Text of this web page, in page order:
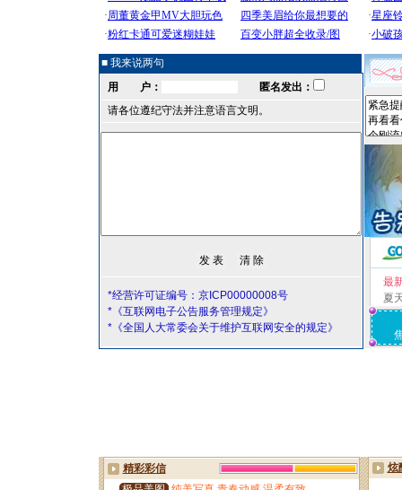
■ 我来说两句
用 户：
匿名发出：
请各位遵纪守法并注意语言文明。
*经营许可证编号：京ICP00000008号
*《互联网电子公告服务管理规定》
*《全国人大常委会关于维护互联网安全的规定》
最
夏